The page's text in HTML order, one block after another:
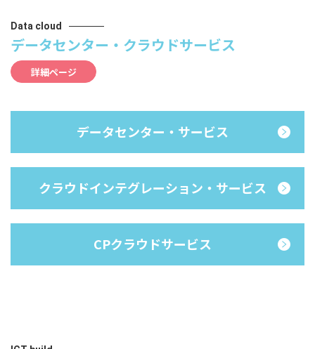
Data cloud
データセンター・クラウドサービス
詳細ページ
データセンター・サービス
クラウドインテグレーション・サービス
CPクラウドサービス